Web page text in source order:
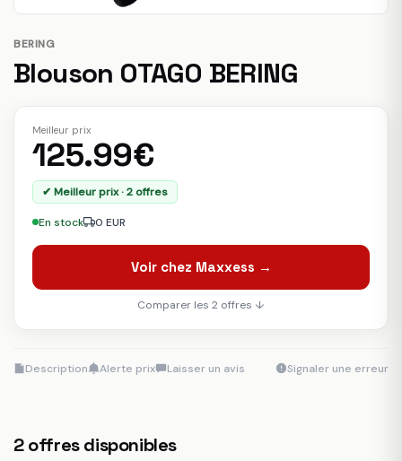
BERING
Blouson OTAGO BERING
Meilleur prix
125.99€
✔ Meilleur prix · 2 offres
En stock 0 EUR
Voir chez Maxxess →
Comparer les 2 offres ↓
Description Alerte prix Laisser un avis Signaler une erreur
2 offres disponibles